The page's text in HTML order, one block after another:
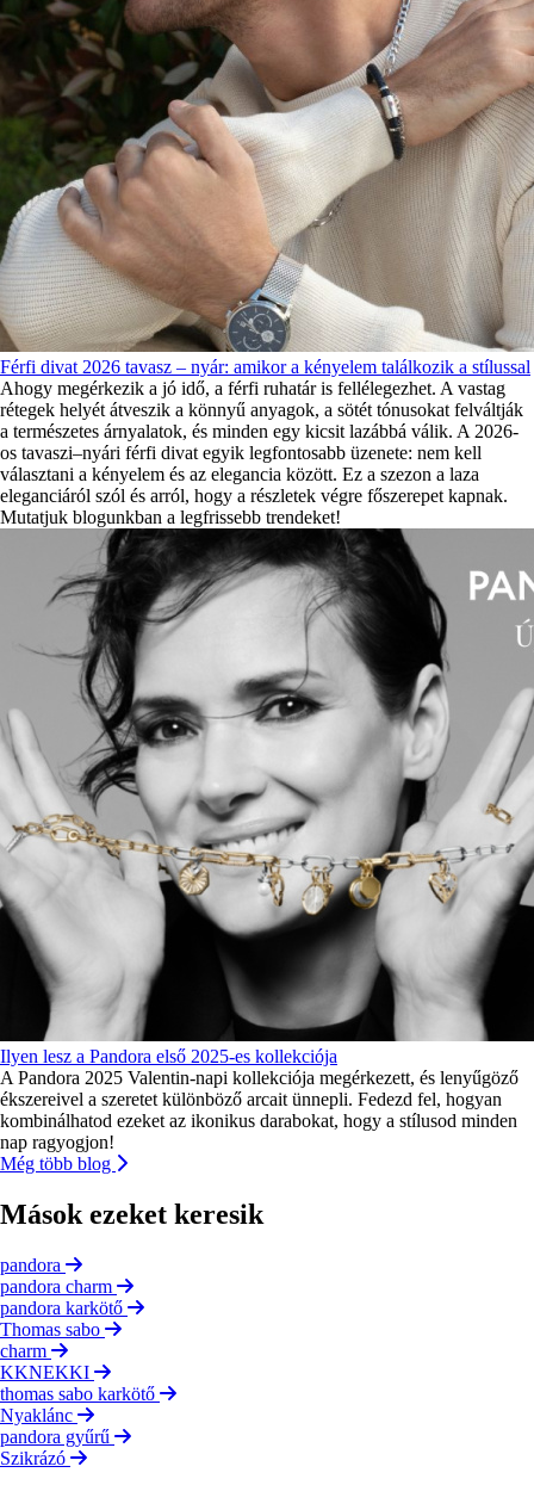
Férfi divat 2026 tavasz – nyár: amikor a kényelem találkozik a stílussal
Ahogy megérkezik a jó idő, a férfi ruhatár is fellélegezhet. A vastag
rétegek helyét átveszik a könnyű anyagok, a sötét tónusokat felváltják
a természetes árnyalatok, és minden egy kicsit lazábbá válik. A 2026-
os tavaszi–nyári férfi divat egyik legfontosabb üzenete: nem kell
választani a kényelem és az elegancia között. Ez a szezon a laza
eleganciáról szól és arról, hogy a részletek végre főszerepet kapnak.
Mutatjuk blogunkban a legfrissebb trendeket!
Ilyen lesz a Pandora első 2025-es kollekciója
A Pandora 2025 Valentin-napi kollekciója megérkezett, és lenyűgöző
ékszereivel a szeretet különböző arcait ünnepli. Fedezd fel, hogyan
kombinálhatod ezeket az ikonikus darabokat, hogy a stílusod minden
nap ragyogjon!
Még több blog
Mások ezeket keresik
pandora
pandora charm
pandora karkötő
Thomas sabo
charm
KKNEKKI
thomas sabo karkötő
Nyaklánc
pandora gyűrű
Szikrázó